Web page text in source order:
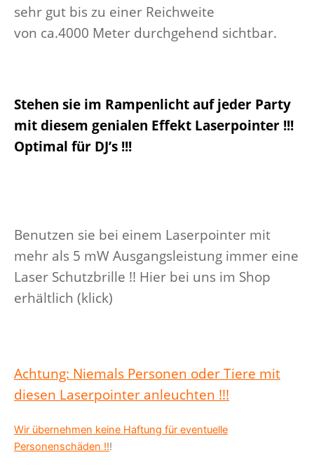
sehr gut bis zu einer Reichweite
von ca.4000 Meter durchgehend sichtbar.
Stehen sie im Rampenlicht auf jeder Party
mit diesem genialen Effekt Laserpointer !!!
Optimal für DJ’s !!!
Benutzen sie bei einem Laserpointer mit
mehr als 5 mW Ausgangsleistung immer eine
Laser Schutzbrille !! Hier bei uns im Shop
erhältlich (klick)
Achtung: Niemals Personen oder Tiere mit
diesen Laserpointer anleuchten !!!
Wir übernehmen keine Haftung für eventuelle
Personenschäden !!!